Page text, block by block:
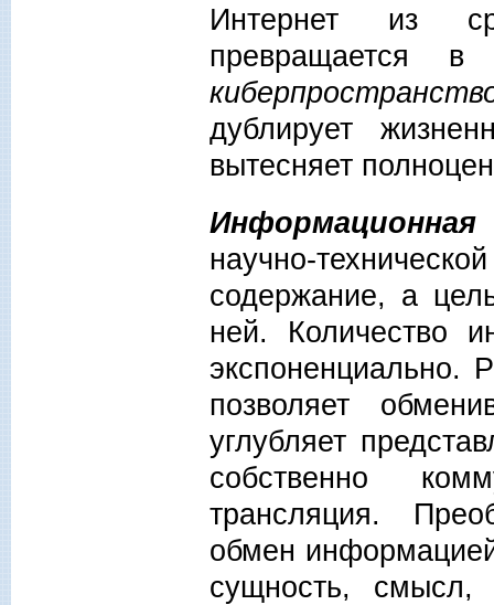
Интернет из
превращается
дублирует
вытесняет
научно-
содержание, а
ней. Количество
экспоненциально.
позволяет
углубляет
собственно
трансляция.
обмен
сущность, смысл,